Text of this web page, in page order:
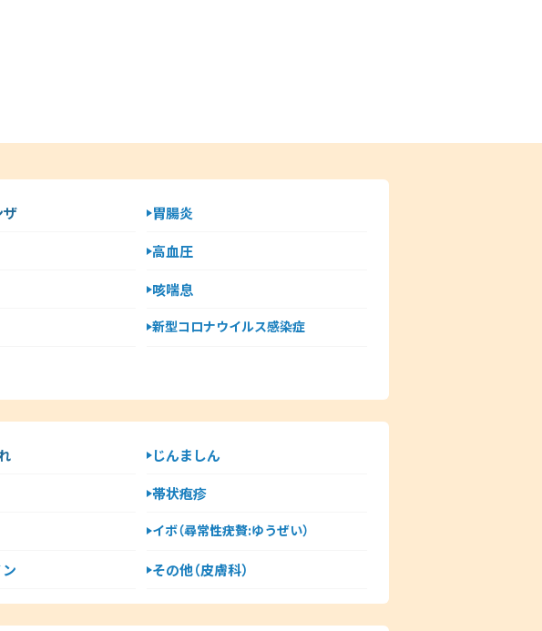
ザ
胃腸炎
高血圧
咳喘息
新型コロナウイルス感染症
じんましん
帯状疱疹
イボ（尋常性疣贅:ゆうぜい）
その他（皮膚科）